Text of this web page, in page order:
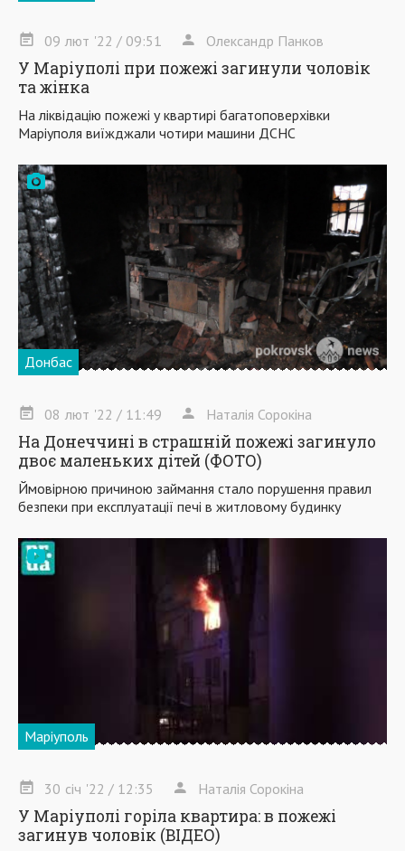
09 лют '22 / 09:51 Олександр Панков
У Маріуполі при пожежі загинули чоловік
та жінка
На ліквідацію пожежі у квартирі багатоповерхівки
Маріуполя виїжджали чотири машини ДСНС
Донбас
08 лют '22 / 11:49 Наталія Сорокіна
На Донеччині в страшній пожежі загинуло
двоє маленьких дітей (ФОТО)
Ймовірною причиною займання стало порушення правил
безпеки при експлуатації печі в житловому будинку
Маріуполь
30 січ '22 / 12:35 Наталія Сорокіна
У Маріуполі горіла квартира: в пожежі
загинув чоловік (ВІДЕО)